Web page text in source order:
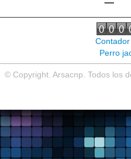
Perro
© Copyright. Arsacnp. Todos los